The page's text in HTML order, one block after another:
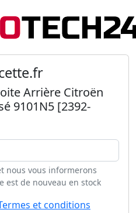
Arrière Citroën
9101N5 [2392-
nous vous informerons
est de nouveau en stock
et conditions